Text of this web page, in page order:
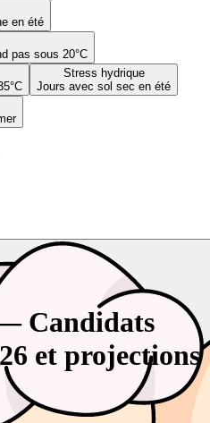
en été
pas sous 20°C
Stress hydrique
Jours avec sol sec en été
Candidats
et projections